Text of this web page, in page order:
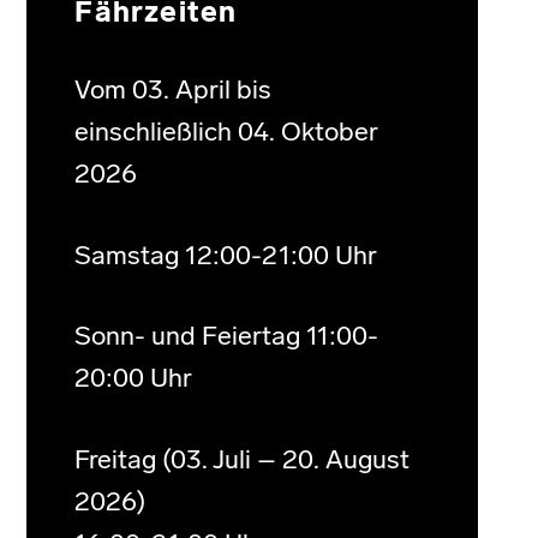
Fährzeiten
Vom 03. April bis
einschließlich 04. Oktober
2026
Samstag 12:00-21:00 Uhr
Sonn- und Feiertag 11:00-
20:00 Uhr
Freitag (03. Juli – 20. August
2026)